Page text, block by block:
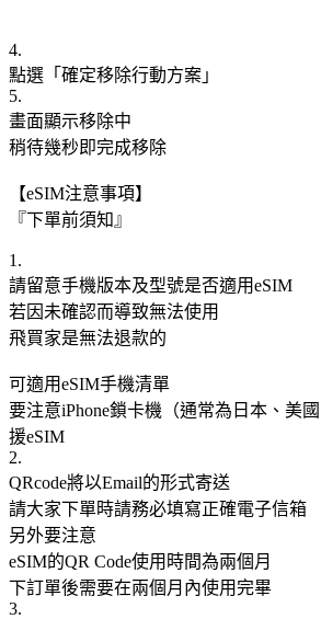
4.
點選「確定移除行動方案」
5.
畫面顯示移除中
稍待幾秒即完成移除
【eSIM注意事項】
『下單前須知』
1.
請留意手機版本及型號是否適用eSIM
若因未確認而導致無法使用
飛買家是無法退款的
可適用eSIM手機清單
要注意iPhone鎖卡機（通常為日本、美
援eSIM
2.
QRcode將以Email的形式寄送
請大家下單時請務必填寫正確電子信箱
另外要注意
eSIM的QR Code使用時間為兩個月
下訂單後需要在兩個月內使用完畢
3.